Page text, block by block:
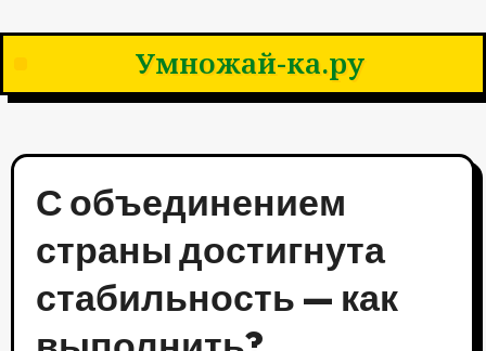
Умножай-ка.ру
С объединением
страны достигнута
стабильность — как